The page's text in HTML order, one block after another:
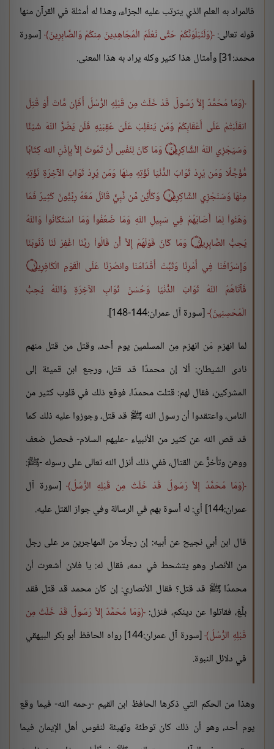
فالمراد به العلم الذي يترتب عليه الجزاء، وهذا له أمثلة في القرآن منها
قوله تعالى: وَلَنَبْلُوَنَّكُمْ حَتَّى نَعْلَمَ الْمُجَاهِدِينَ مِنكُمْ وَالصَّابِرِينَ [سورة
محمد:31] وأمثال هذا كثير وكله يراد به هذا المعنى.
وَمَا مُحَمَّدٌ إِلاَّ رَسُولٌ قَدْ خَلَتْ مِن قَبْلِهِ الرُّسُلُ أَفَإِن مَّاتَ أَوْ قُتِلَ
انقَلَبْتُمْ عَلَى أَعْقَابِكُمْ وَمَن يَنقَلِبْ عَلَىَ عَقِبَيْهِ فَلَن يَضُرَّ اللّهَ شَيْئًا
وَسَيَجْزِي اللّهُ الشَّاكِرِينَ ۝ وَمَا كَانَ لِنَفْسٍ أَنْ تَمُوتَ إِلاَّ بِإِذْنِ الله كِتَابًا
مُّؤَجَّلًا وَمَن يُرِدْ ثَوَابَ الدُّنْيَا نُؤْتِهِ مِنْهَا وَمَن يُرِدْ ثَوَابَ الآخِرَةِ نُؤْتِهِ
مِنْهَا وَسَنَجْزِي الشَّاكِرِينَ ۝ وَكَأَيِّن مِّن نَّبِيٍّ قَاتَلَ مَعَهُ رِبِّيُّونَ كَثِيرٌ فَمَا
وَهَنُواْ لِمَا أَصَابَهُمْ فِي سَبِيلِ اللّهِ وَمَا ضَعُفُواْ وَمَا اسْتَكَانُواْ وَاللّهُ
يُحِبُّ الصَّابِرِينَ ۝ وَمَا كَانَ قَوْلَهُمْ إِلاَّ أَن قَالُواْ ربَّنَا اغْفِرْ لَنَا ذُنُوبَنَا
وَإِسْرَافَنَا فِي أَمْرِنَا وَثَبِّتْ أَقْدَامَنَا وانصُرْنَا عَلَى الْقَوْمِ الْكَافِرِينَ ۝
فَآتَاهُمُ اللّهُ ثَوَابَ الدُّنْيَا وَحُسْنَ ثَوَابِ الآخِرَةِ وَاللّهُ يُحِبُّ
الْمُحْسِنِينَ [سورة آل عمران:144-148].
لما انهزم مَن انهزم مِن المسلمين يوم أحد، وقتل من قتل منهم
نادى الشيطان: ألا إن محمدًا قد قتل، ورجع ابن قميئة إلى
المشركين، فقال لهم: قتلت محمدًا، فوقع ذلك في قلوب كثير من
الناس، واعتقدوا أن رسول الله ﷺ قد قتل، وجوزوا عليه ذلك كما
قد قص الله عن كثير من الأنبياء -عليهم السلام- فحصل ضعف
ووهن وتأخرٌّ عن القتال، ففي ذلك أنزل الله تعالى على رسوله -ﷺ:
وَمَا مُحَمَّدٌ إِلاَّ رَسُولٌ قَدْ خَلَتْ مِن قَبْلِهِ الرُّسُلُ
[سورة آل
عمران:144] أي: له أسوة بهم في الرسالة وفي جواز القتل عليه.
قال ابن أبي نجيح عن أبيه: إن رجلًا من المهاجرين مر على رجل
من الأنصار وهو يتشحط في دمه، فقال له: يا فلان أشعرت أن
محمدًا ﷺ قد قتل؟ فقال الأنصاري: إن كان محمد قد قتل فقد
بلَّغ، فقاتلوا عن دينكم، فنزل: وَمَا مُحَمَّدٌ إِلاَّ رَسُولٌ قَدْ خَلَتْ مِن
قَبْلِهِ الرُّسُلُ
[سورة آل عمران:144] رواه الحافظ أبو بكر البيهقي
في دلائل النبوة.
وهذا من الحكم التي ذكرها الحافظ ابن القيم -رحمه الله- فيما وقع
يوم أحد، وهو أن ذلك كان توطئة وتهيئة لنفوس أهل الإيمان فيما